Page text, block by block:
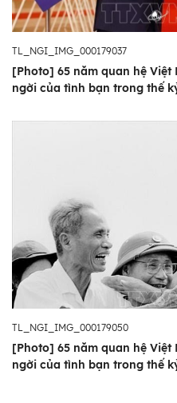
TL_NGI_IMG_000179037
[Photo] 65 năm quan hệ Việt
ngời của tình bạn trong thế
TL_NGI_IMG_000179050
[Photo] 65 năm quan hệ Việt
ngời của tình bạn trong thế